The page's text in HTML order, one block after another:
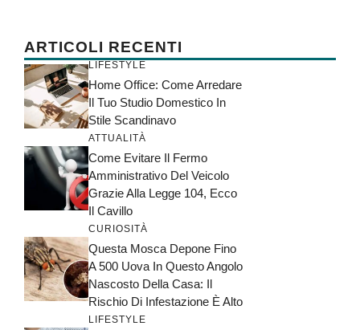
ARTICOLI RECENTI
LIFESTYLE
Home Office: Come Arredare
Il Tuo Studio Domestico In
Stile Scandinavo
ATTUALITÀ
Come Evitare Il Fermo
Amministrativo Del Veicolo
Grazie Alla Legge 104, Ecco
Il Cavillo
CURIOSITÀ
Questa Mosca Depone Fino
A 500 Uova In Questo Angolo
Nascosto Della Casa: Il
Rischio Di Infestazione È Alto
LIFESTYLE